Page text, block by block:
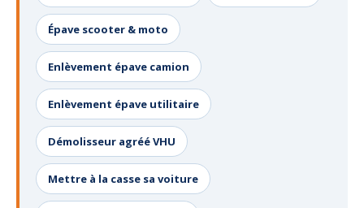
Épave scooter & moto
Enlèvement épave camion
Enlèvement épave utilitaire
Démolisseur agréé VHU
Mettre à la casse sa voiture